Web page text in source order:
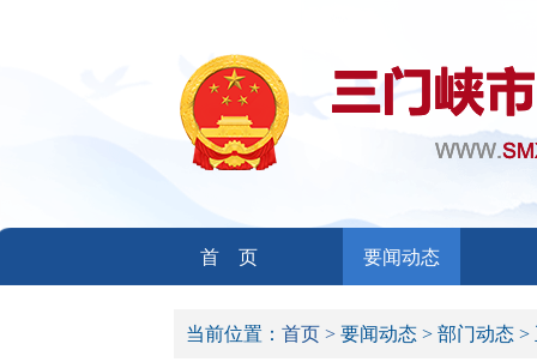
首 页 要闻动态
当前位置： 首页 > 要闻动态 > 部门动态 >